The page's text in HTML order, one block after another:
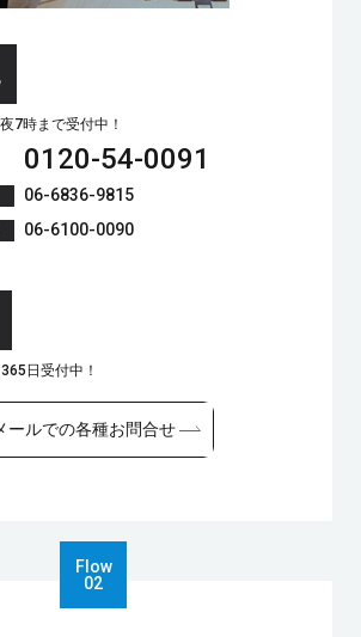
7時まで受付中！
0120-54-0091
06-6836-9815
06-6100-0090
日受付中！
ールでの各種お問合せ